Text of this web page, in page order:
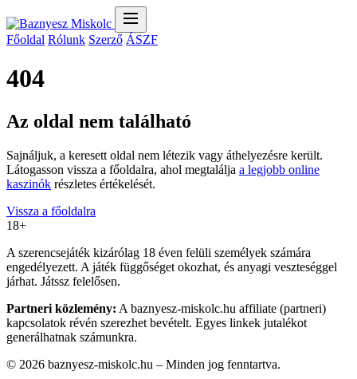
Főoldal Rólunk Szerző ÁSZF
404
Az oldal nem található
Sajnáljuk, a keresett oldal nem létezik vagy áthelyezésre került.
Látogasson vissza a főoldalra, ahol megtalálja a legjobb online
kaszinók részletes értékelését.
Vissza a főoldalra
18+
A szerencsejáték kizárólag 18 éven felüli személyek számára
engedélyezett. A játék függőséget okozhat, és anyagi veszteséggel
járhat. Játssz felelősen.
Partneri közlemény: A baznyesz-miskolc.hu affiliate (partneri)
kapcsolatok révén szerezhet bevételt. Egyes linkek jutalékot
generálhatnak számunkra.
© 2026 baznyesz-miskolc.hu – Minden jog fenntartva.